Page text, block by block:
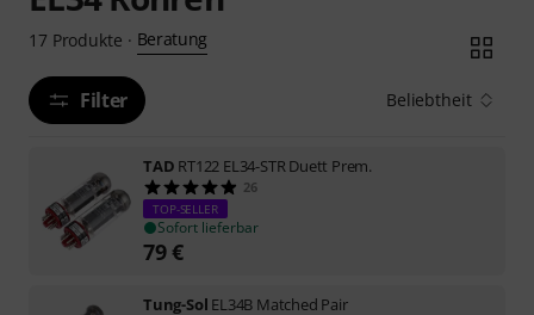
17 Produkte · Beratung
Filter Beliebtheit
TAD RT122 EL34-STR Duett Prem.
26
TOP-SELLER
Sofort lieferbar
79€
Tung-Sol EL34B Matched Pair